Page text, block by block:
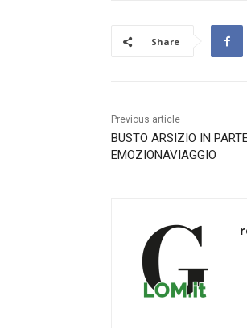
Share
Previous article
BUSTO ARSIZIO IN
EMOZIONAVIAGGIO